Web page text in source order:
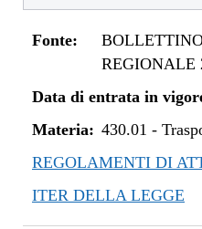
Fonte:
REGIONALE
Data di entrata in
Materia: 430.01 -
REGOLAMENTI DI
ITER DELLA LEGGE